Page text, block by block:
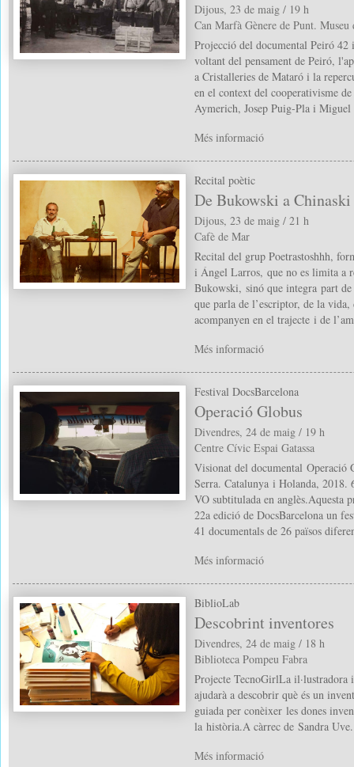
Dijous, 23 de maig / 19 h
Can Marfà Gènere de Punt. Museu
Projecció del documental Peiró
voltant del pensament de Peiró,
a Cristalleries de Mataró i la
en el context del cooperativisme
Aymerich, Josep Puig-Pla i Miguel
Més informació
Recital poètic
De Bukowski a
Dijous, 23 de maig / 21 h
Cafè de Mar
Recital del grup Poetrastoshhh,
i Ángel Larros, que no es limita a
Bukowski, sinó que integra part de
que parla de l’escriptor, de la vida,
acompanyen en el trajecte i de
Més informació
Festival DocsBarcelona
Operació Globus
Divendres, 24 de maig / 19 h
Centre Cívic Espai Gatassa
Visionat del documental Operació
Serra. Catalunya i Holanda, 2018.
VO subtitulada en anglès.Aquesta
22a edició de DocsBarcelona un
41 documentals de 26 països
Més informació
BiblioLab
Descobrint inventores
Divendres, 24 de maig / 18 h
Biblioteca Pompeu Fabra
Projecte TecnoGirlLa il·lustradora
ajudarà a descobrir què és un
guiada per conèixer les dones
la història.A càrrec de Sandra
Més informació